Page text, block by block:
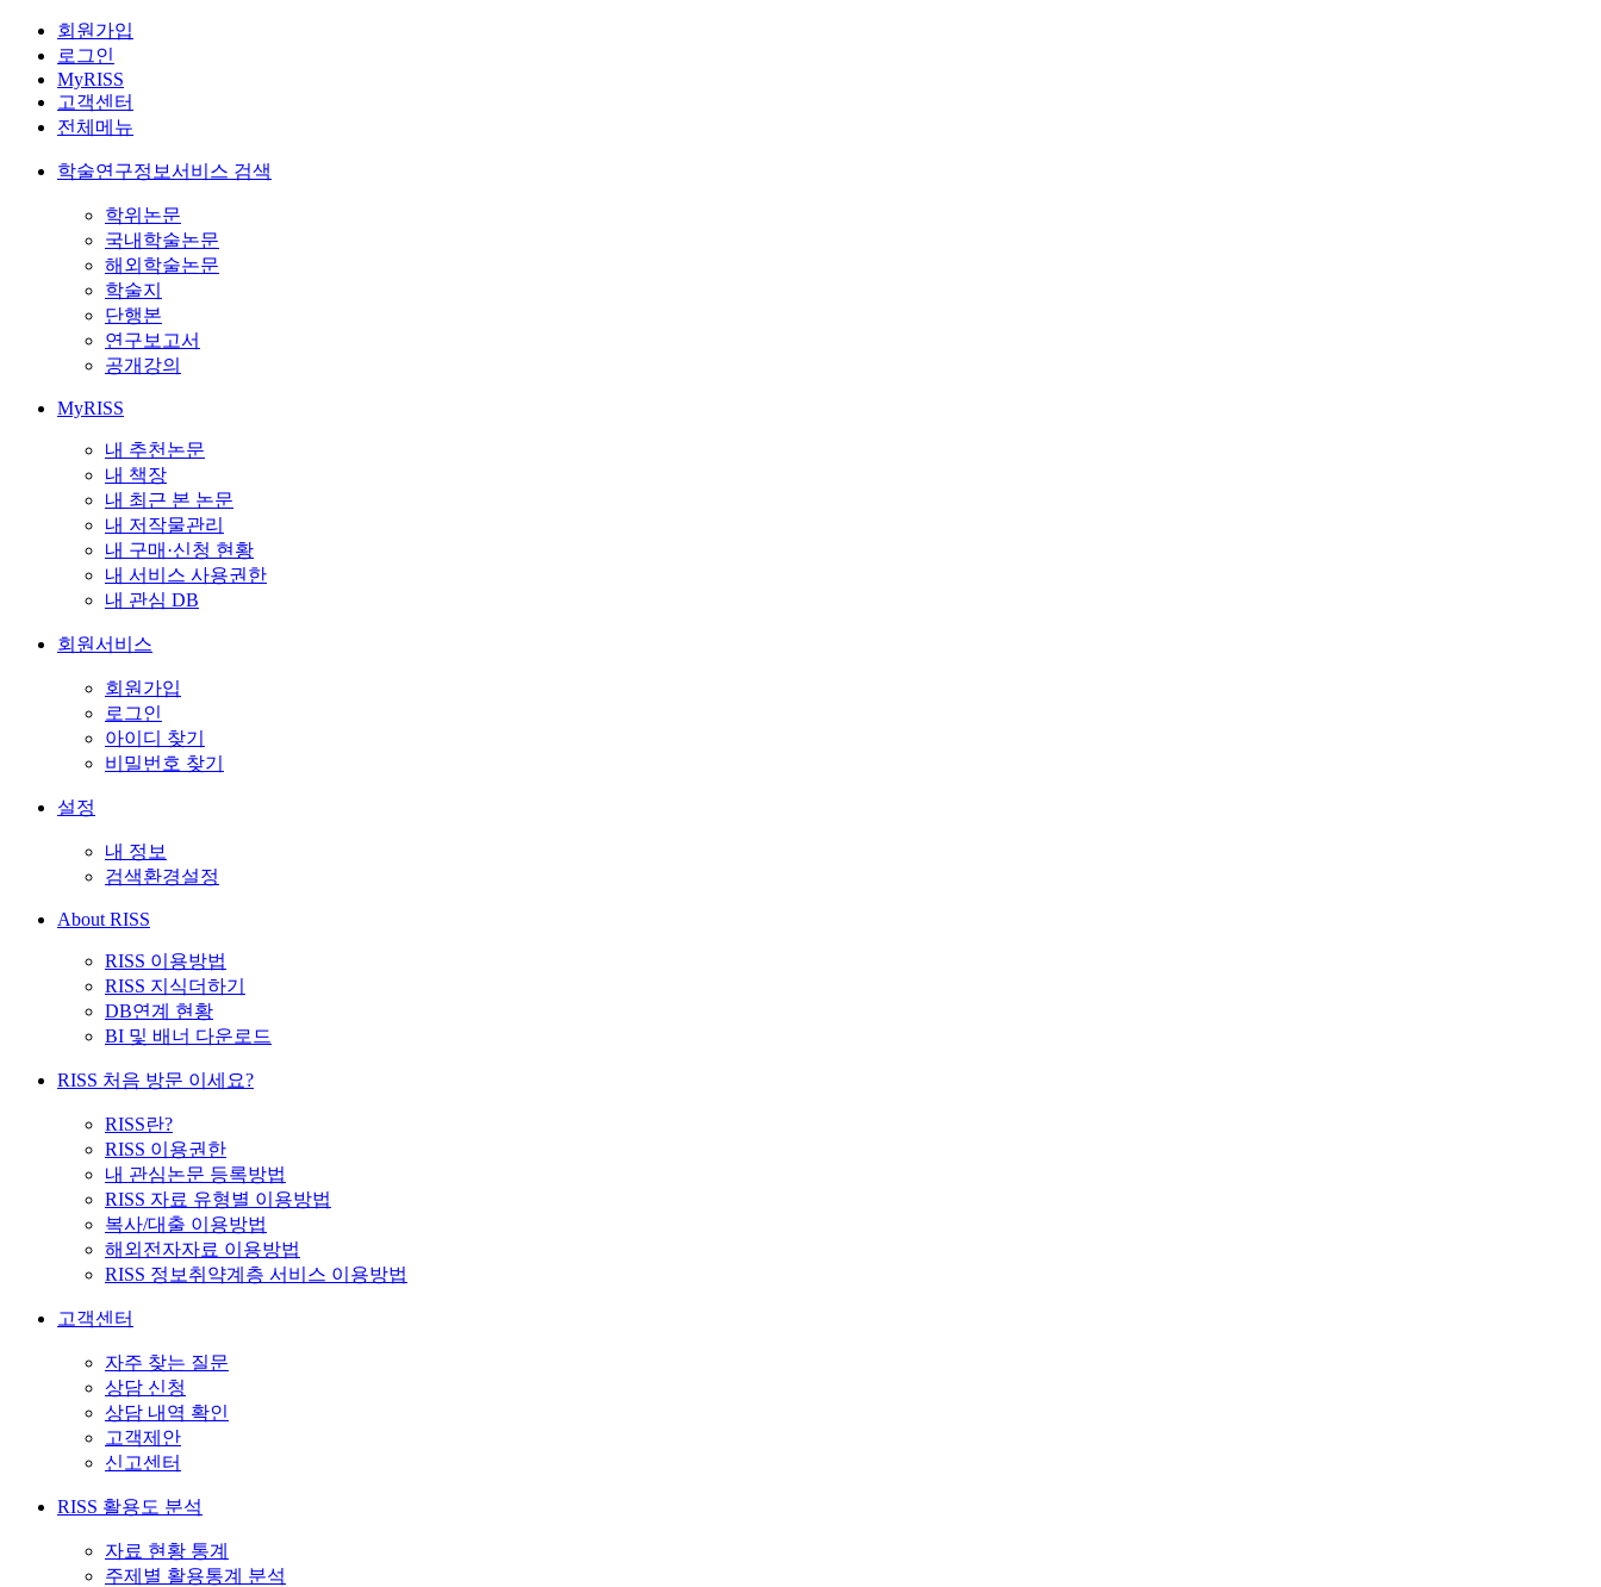
회원가입
로그인
MyRISS
고객센터
전체메뉴
학술연구정보서비스 검색
학위논문
국내학술논문
해외학술논문
학술지
단행본
연구보고서
공개강의
MyRISS
내 추천논문
내 책장
내 최근 본 논문
내 저작물관리
내 구매·신청 현황
내 서비스 사용권한
내 관심 DB
회원서비스
회원가입
로그인
아이디 찾기
비밀번호 찾기
설정
내 정보
검색환경설정
About RISS
RISS 이용방법
RISS 지식더하기
DB연계 현황
BI 및 배너 다운로드
RISS 처음 방문 이세요?
RISS란?
RISS 이용권한
내 관심논문 등록방법
RISS 자료 유형별 이용방법
복사/대출 이용방법
해외전자자료 이용방법
RISS 정보취약계층 서비스 이용방법
고객센터
자주 찾는 질문
상담 신청
상담 내역 확인
고객제안
신고센터
RISS 활용도 분석
자료 현황 통계
주제별 활용통계 분석